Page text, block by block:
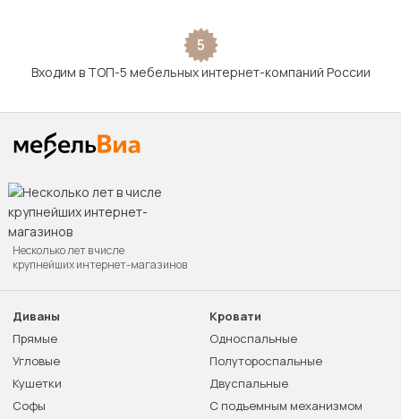
5
Входим в ТОП-5 мебельных интернет-компаний России
Несколько лет в числе
крупнейших интернет-магазинов
Диваны
Прямые
Угловые
Кушетки
Софы
Кровати
Односпальные
Полутороспальные
Двуспальные
С подъемным механизмом